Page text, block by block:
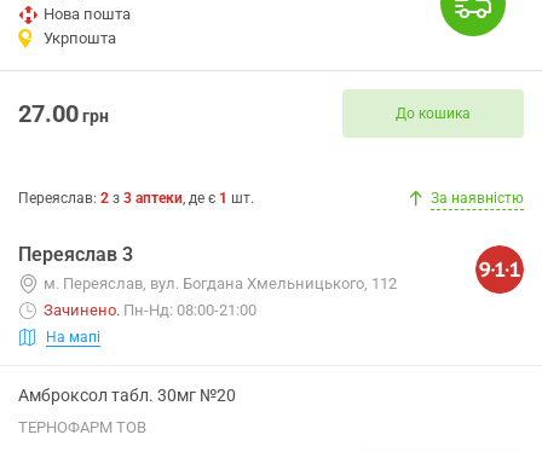
Нова пошта
Укрпошта
27.00грн До кошика
Переяслав: 2 з 3 аптеки, де є 1 шт. За наявністю
Переяслав 3
м. Переяслав, вул. Богдана Хмельницького, 112
Зачинено. Пн-Нд: 08:00-21:00
На мапі
Амброксол табл. 30мг №20
ТЕРНОФАРМ ТОВ